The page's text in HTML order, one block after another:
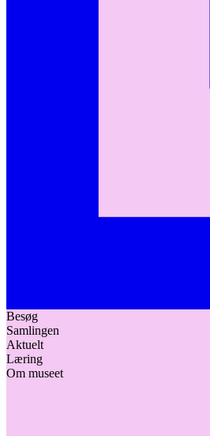
Besøg
Samlingen
Aktuelt
Læring
Om museet